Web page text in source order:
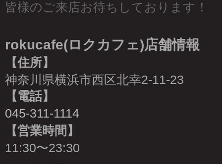
皆様のご来店お待ちしております！
rokucafe(ロクカフェ)店舗情報
【住所】
神奈川県横浜市西区北幸2-11-23
【電話】
045-311-1114
【営業時間】
11:30〜23:30